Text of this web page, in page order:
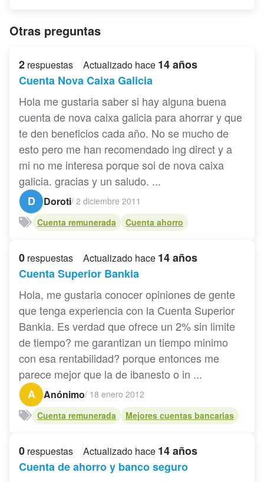
Otras preguntas
2 respuestas Actualizado hace 14 años
Cuenta Nova Caixa Galicia
Hola me gustaria saber si hay alguna buena
cuenta de nova caixa galicia para ahorrar y que
te den beneficios cada año. No se mucho de
esto pero me han recomendado ing direct y a
mi no me interesa porque soi de nova caixa
galicia. gracias y un saludo. ...
D
Doroti/ 2 diciembre 2011
Cuenta remunerada
Cuenta ahorro
0 respuestas Actualizado hace 14 años
Cuenta Superior Bankia
Hola, me gustaria conocer opiniones de gente
que tenga experiencia con la Cuenta Superior
Bankia. Es verdad que ofrece un 2% sin limite
de tiempo? me garantizan un tiempo minimo
con esa rentabilidad? porque entonces me
parece mejor que la de ibanesto o in ...
A
Anónimo/ 18 enero 2012
Cuenta remunerada
Mejores cuentas bancarias
0 respuestas Actualizado hace 14 años
Cuenta de ahorro y banco seguro